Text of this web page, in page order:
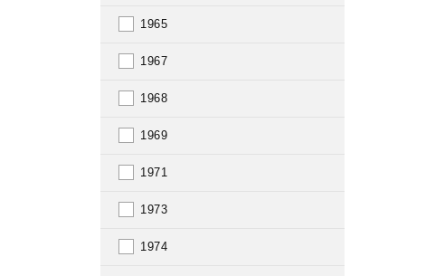
1965
1967
1968
1969
1971
1973
1974